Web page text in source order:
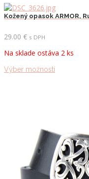
Kožený opasok ARMOR,
29.00 € s DPH
Na sklade ostáva 2 ks
Výber možnostíTento
môžete
vybrať
na
stránke
produktu.